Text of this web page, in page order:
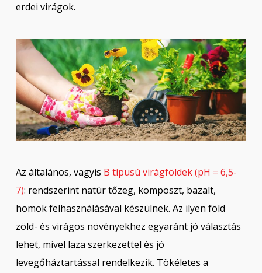
erdei virágok.
Az általános, vagyis B típusú virágföldek (pH = 6,5-
7): rendszerint natúr tőzeg, komposzt, bazalt,
homok felhasználásával készülnek. Az ilyen föld
zöld- és virágos növényekhez egyaránt jó választás
lehet, mivel laza szerkezettel és jó
levegőháztartással rendelkezik. Tökéletes a